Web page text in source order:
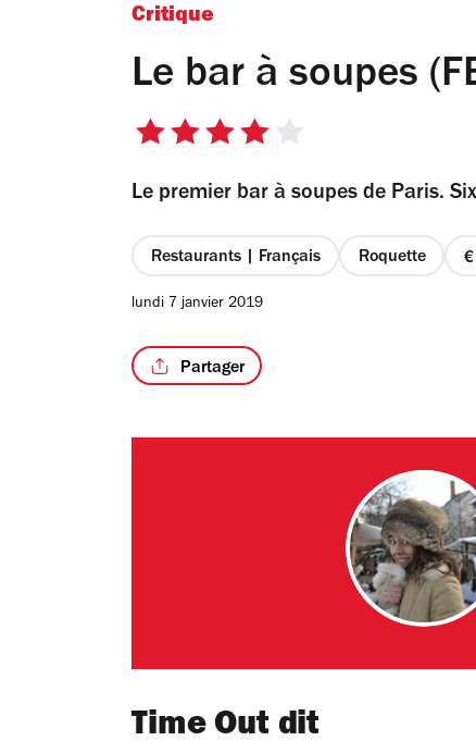
Critique
Le bar à soupes
4
5
Le premier bar à soupes de Paris.
Restaurants | Français Roquette
lundi 7 janvier 2019
Partager
Time Out dit